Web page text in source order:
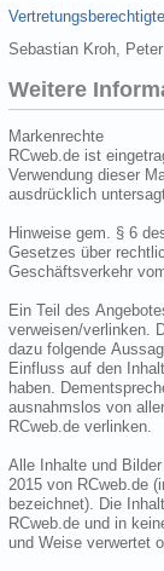
Vertretungsberechtigte
Sebastian Kroh,
Weitere
Markenrechte
RCweb.de ist
Verwendung dieser
ausdrücklich
Hinweise gem. § 6
Gesetzes über
Geschäftsverkehr
Ein Teil des
verweisen/verlinken.
dazu folgende
Einfluss auf den
haben.
ausnahmslos von
RCweb.de verlinken.
Alle Inhalte und
2015 von RCweb.de
bezeichnet). Die
RCweb.de und in
und Weise verwertet